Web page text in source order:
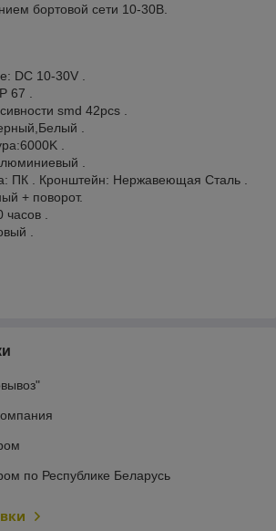
бортовой сети 10-30В.
DC 10-30V .
67 .
smd 42pcs .
.
.
.
ПК . Кронштейн: Нержавеющая Сталь .
+ поворот.
.
.
по Республике Беларусь